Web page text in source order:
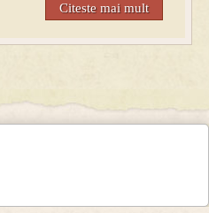
Citeste mai mult